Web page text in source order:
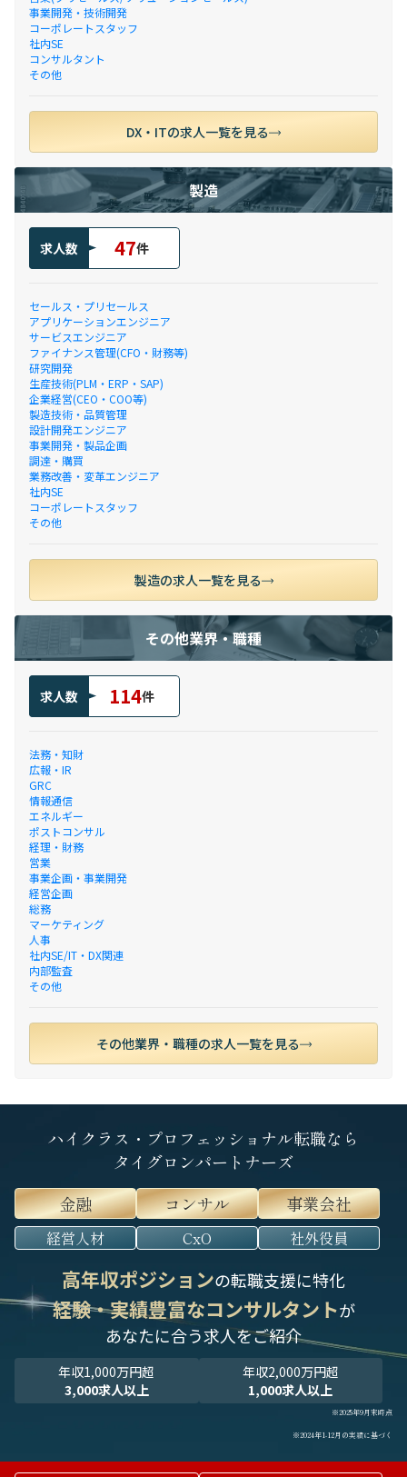
事業開発・技術開発
コーポレートスタッフ
社内SE
コンサルタント
その他
DX・ITの求人一覧を見る
製造
求人数 47件
セールス・プリセールス
アプリケーションエンジニア
サービスエンジニア
ファイナンス管理(CFO・財務等)
研究開発
生産技術(PLM・ERP・SAP)
企業経営(CEO・COO等)
製造技術・品質管理
設計開発エンジニア
事業開発・製品企画
調達・購買
業務改善・変革エンジニア
社内SE
コーポレートスタッフ
その他
製造の求人一覧を見る
その他業界・職種
求人数 114件
法務・知財
広報・IR
GRC
情報通信
エネルギー
ポストコンサル
経理・財務
営業
事業企画・事業開発
経営企画
総務
マーケティング
人事
社内SE/IT・DX関連
内部監査
その他
その他業界・職種の求人一覧を見る
ハイクラス・プロフェッショナル転職なら
タイグロンパートナーズ
金融
コンサル 事業会社
経営人材 CxO 社外役員
高年収ポジションの転職支援に特化
経験・実績豊富なコンサルタントが
あなたに合う求人をご紹介
年収1,000万円超
3,000求人以上
年収2,000万円超
1,000求人以上
※2025年9月末時点
※2024年1-12月の実績に基づく